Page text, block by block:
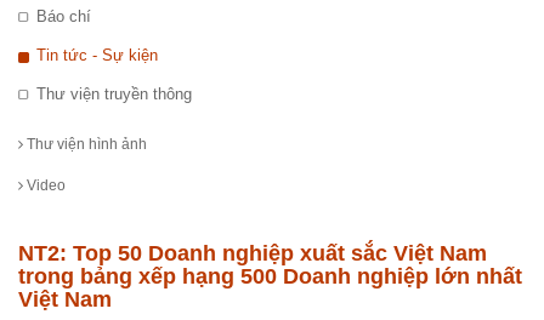
Báo chí
Tin tức - Sự kiện
Thư viện truyền thông
Thư viện hình ảnh
Video
NT2: Top 50 Doanh nghiệp xuất sắc Việt Nam
trong bảng xếp hạng 500 Doanh nghiệp lớn nhất
Việt Nam